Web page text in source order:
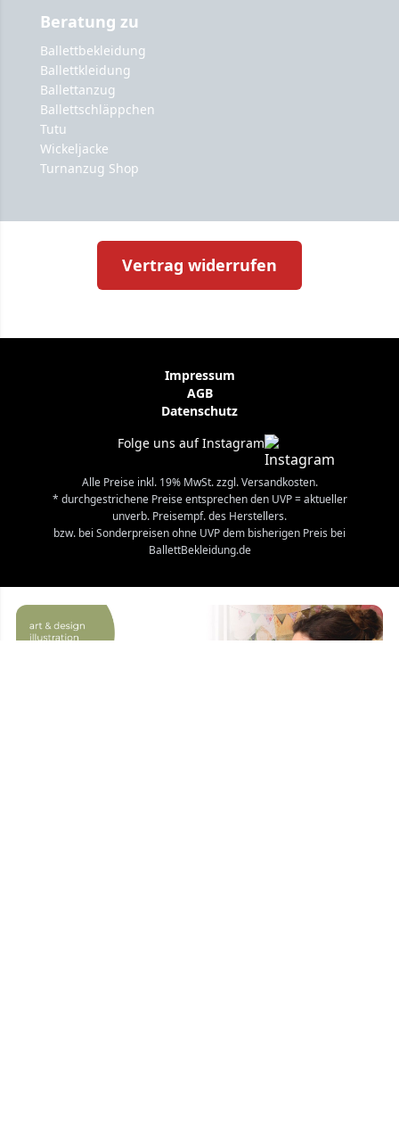
Beratung zu
Ballettbekleidung
Ballettkleidung
Ballettanzug
Ballettschläppchen
Tutu
Wickeljacke
Turnanzug Shop
Vertrag widerrufen
Impressum
AGB
Datenschutz
Folge uns auf Instagram
Alle Preise inkl. 19% MwSt. zzgl. Versandkosten.
* durchgestrichene Preise entsprechen den UVP = aktueller
unverb. Preisempf. des Herstellers.
bzw. bei Sonderpreisen ohne UVP dem bisherigen Preis bei
BallettBekleidung.de